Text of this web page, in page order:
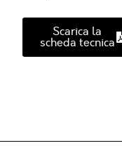
Scarica la
scheda tecnica